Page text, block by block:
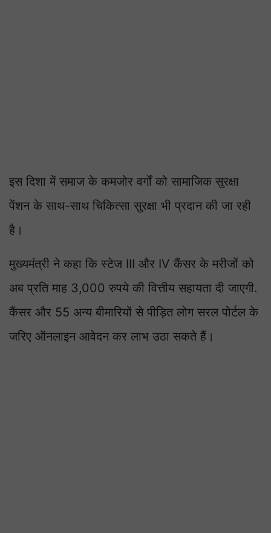
इस दिशा में समाज के कमजोर वर्गों को सामाजिक सुरक्षा
पेंशन के साथ-साथ चिकित्सा सुरक्षा भी प्रदान की जा रही
है।
मुख्यमंत्री ने कहा कि स्टेज III और IV कैंसर के मरीजों को
अब प्रति माह 3,000 रुपये की वित्तीय सहायता दी जाएगी.
कैंसर और 55 अन्य बीमारियों से पीड़ित लोग सरल पोर्टल के
जरिए ऑनलाइन आवेदन कर लाभ उठा सकते हैं।